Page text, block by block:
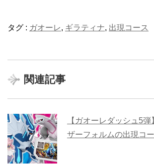
タグ : ガオーレ, ギラティナ, 出現コース
関連記事
【ガオーレダッシュ5
ザーフォルムの出現コ